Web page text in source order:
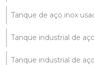
Tanque de aço inox
Tanque industrial de
Tanque industrial de